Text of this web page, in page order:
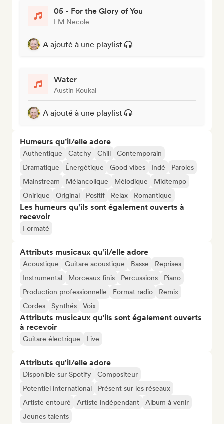
05 - For the Glory of You
LM Necole
A ajouté à une playlist
Water
Austin Koukal
A ajouté à une playlist
Humeurs qu’il/elle adore
Authentique Catchy Chill
Contemporain
Dramatique
Énergétique Good vibes Indé
Paroles
Mainstream
Mélancolique Mélodique
Midtempo
Onirique
Original Positif Relax Romantique
Les humeurs qu’ils sont également ouverts à
recevoir
Formaté
Attributs musicaux qu’il/elle adore
Acoustique Guitare acoustique Basse
Reprises
Instrumental
Morceaux finis Percussions
Piano
Production professionnelle
Format radio
Remix
Cordes
Synthés Voix
Attributs musicaux qu’ils sont également ouverts
à recevoir
Guitare électrique Live
Attributs qu'il/elle adore
Disponible sur Spotify
Compositeur
Potentiel international
Présent sur les réseaux
Artiste entouré
Artiste indépendant
Album à venir
Jeunes talents